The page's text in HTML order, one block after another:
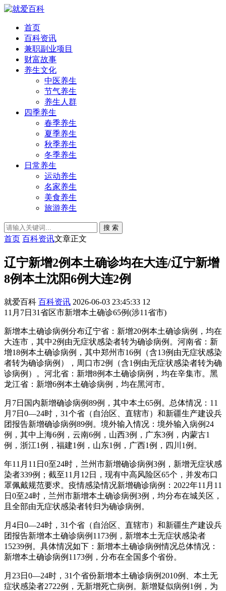
首页
百科资讯
兼职副业项目
财富故事
养生文化
中医养生
节气养生
养生人群
四季养生
春季养生
夏季养生
秋季养生
冬季养生
日常养生
运动养生
名家养生
美食养生
旅游养生
搜 索
首页 百科资讯文章正文
辽宁新增2例本土确诊均在大连/辽宁新增
8例本土沈阳6例大连2例
就爱百科 百科资讯 2026-06-03 23:45:33 12
11月7日31省区市新增本土确诊65例(涉11省市)
新增本土确诊病例分布辽宁省：新增20例本土确诊病例，均在
大连市，其中2例由无症状感染者转为确诊病例。河南省：新
增18例本土确诊病例，其中郑州市16例（含13例由无症状感染
者转为确诊病例），周口市2例（含1例由无症状感染者转为确
诊病例）。河北省：新增8例本土确诊病例，均在辛集市。黑
龙江省：新增6例本土确诊病例，均在黑河市。
月7日国内新增确诊病例89例，其中本土65例。总体情况：11
月7日0—24时，31个省（自治区、直辖市）和新疆生产建设兵
团报告新增确诊病例89例。境外输入情况：境外输入病例24
例，其中上海6例，云南6例，山西3例，广东3例，内蒙古1
例，浙江1例，福建1例，山东1例，广西1例，四川1例。
年11月11日0至24时，兰州市新增确诊病例3例，新增无症状感
染者339例；截至11月12日，现有中高风险区65个，并发布口
罩佩戴规范要求。疫情感染情况新增确诊病例：2022年11月11
日0至24时，兰州市新增本土确诊病例3例，均分布在城关区，
且全部由无症状感染者转归为确诊病例。
月4日0—24时，31个省（自治区、直辖市）和新疆生产建设兵
团报告新增本土确诊病例1173例，新增本土无症状感染者
15239例。具体情况如下：新增本土确诊病例情况总体情况：
新增本土确诊病例1173例，分布在全国多个省份。
月23日0—24时，31个省份新增本土确诊病例2010例、本土无
症状感染者2722例，无新增死亡病例。新增疑似病例1例，为